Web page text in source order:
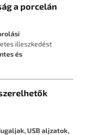
a porcelán
illeszkedést
és
USB aljzatok,